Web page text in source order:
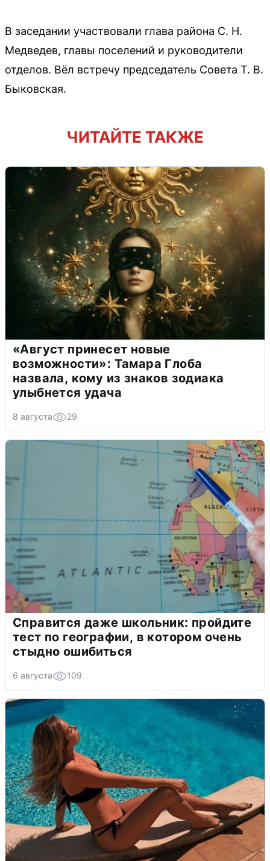
В заседании участвовали глава района С. Н.
Медведев, главы поселений и руководители
отделов. Вёл встречу председатель Совета Т. В.
Быковская.
ЧИТАЙТЕ ТАКЖЕ
«Август принесет новые
возможности»: Тамара Глоба
назвала, кому из знаков зодиака
улыбнется удача
8 августа 29
Справится даже школьник: пройдите
тест по географии, в котором очень
стыдно ошибиться
6 августа 109